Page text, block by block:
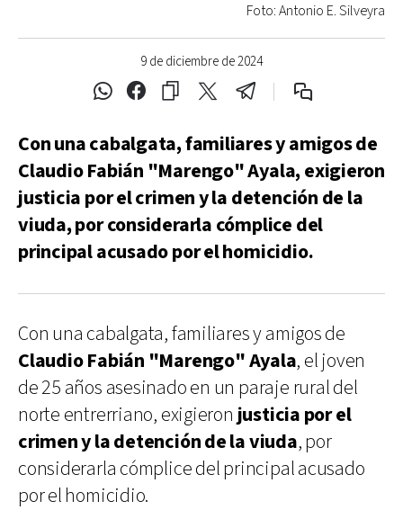
9 de diciembre de 2024
Foto: Antonio E. Silveyra
Con una cabalgata, familiares y amigos de
Claudio Fabián "Marengo" Ayala, exigieron
justicia por el crimen y la detención de la
viuda, por considerarla cómplice del
principal acusado por el homicidio.
Con una cabalgata, familiares y amigos de
Claudio Fabián "Marengo" Ayala, el joven
de 25 años asesinado en un paraje rural del
norte entrerriano, exigieron justicia por el
crimen y la detención de la viuda, por
considerarla cómplice del principal acusado
por el homicidio.